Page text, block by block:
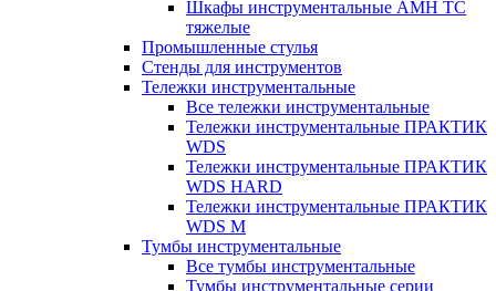
Шкафы инструментальные AMH TC
тяжелые
Промышленные стулья
Стенды для инструментов
Тележки инструментальные
Все тележки инструментальные
Тележки инструментальные ПРАКТИК
WDS
Тележки инструментальные ПРАКТИК
WDS HARD
Тележки инструментальные ПРАКТИК
WDS M
Тумбы инструментальные
Все тумбы инструментальные
Тумбы инструментальные серии